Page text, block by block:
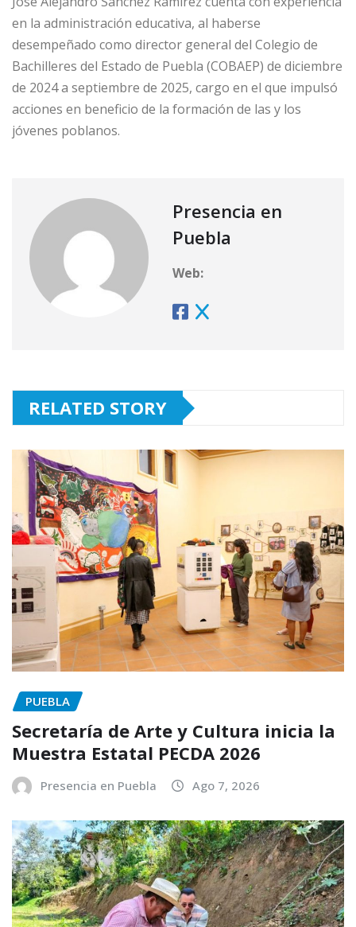
en la administración educativa, al haberse
desempeñado como director general del Colegio de
Bachilleres del Estado de Puebla (COBAEP) de diciembre
de 2024 a septiembre de 2025, cargo en el que impulsó
acciones en beneficio de la formación de las y los
jóvenes poblanos.
Presencia en
Puebla
Web:
RELATED STORY
PUEBLA
Secretaría de Arte y Cultura inicia la
Muestra Estatal PECDA 2026
Presencia en Puebla Ago 7, 2026